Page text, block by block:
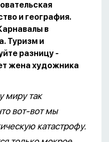
и география.
в
Туризм и
разницу -
жена художника
миру так
вот-вот мы
катастрофу.